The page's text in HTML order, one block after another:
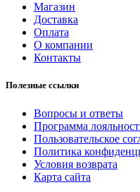
Магазин
Доставка
Оплата
О компании
Контакты
Полезные ссылки
Вопросы и ответы
Программа
Пользовательское
Политика
Условия возврата
Карта сайта